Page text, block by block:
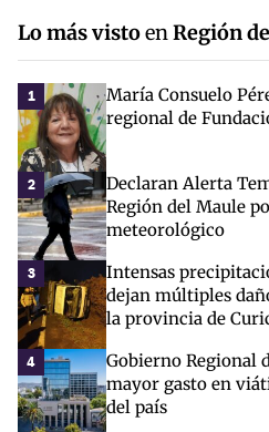
Lo más vistoen Región
1
María Consuelo
regional de
2
Declaran Alerta
Región del Maule
meteorológico
3
Intensas
dejan múltiples
la provincia de
4
Gobierno Regional
mayor gasto en
del país